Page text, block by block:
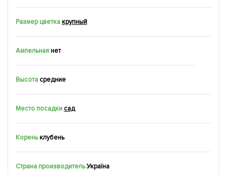
Размер цветка крупный
Ампельнаянет
Высота средние
Место посадки сад
Кореньклубень
Страна производитель Україна